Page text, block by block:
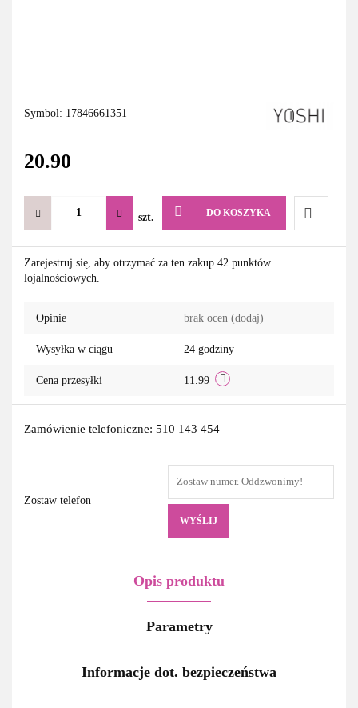
Symbol: 17846661351
20.90
szt. DO KOSZYKA
Do
Zarejestruj się, aby otrzymać za ten zakup 42 punktów
lojalnościowych.
Opinie brak ocen (dodaj)
Wysyłka w ciągu 24 godziny
Cena przesyłki 11.99
Zamówienie telefoniczne: 510 143 454
Zostaw telefon
WYŚLIJ
Opis produktu
Parametry
Informacje dot. bezpieczeństwa